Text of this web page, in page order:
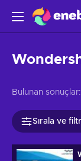
Bulunan sonuçlar:
Sırala ve